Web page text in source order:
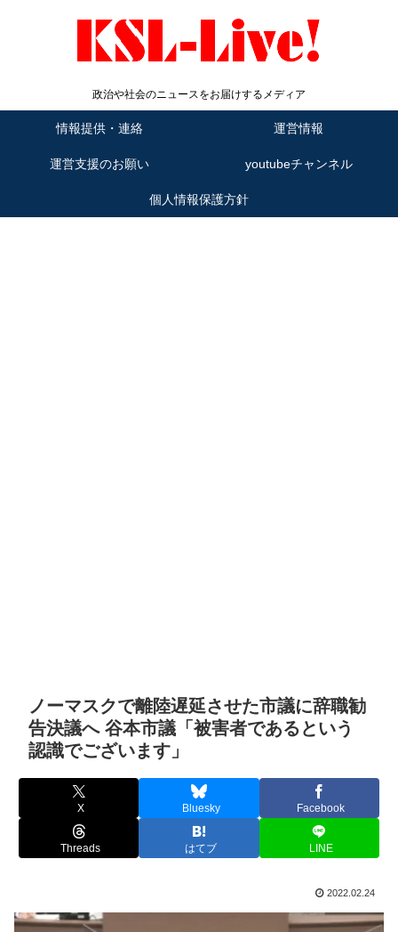
政治や社会のニュースをお届けするメディア
情報提供・連絡 運営情報
運営支援のお願い youtubeチャンネル
個人情報保護方針
ノーマスクで離陸遅延させた市議に辞職勧
告決議へ 谷本市議「被害者であるという
認識でございます」
X Bluesky Facebook
Threads はてブ LINE
2022.02.24